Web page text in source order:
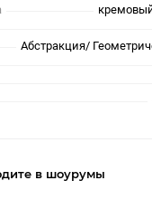
Абстракция/
в шоурумы